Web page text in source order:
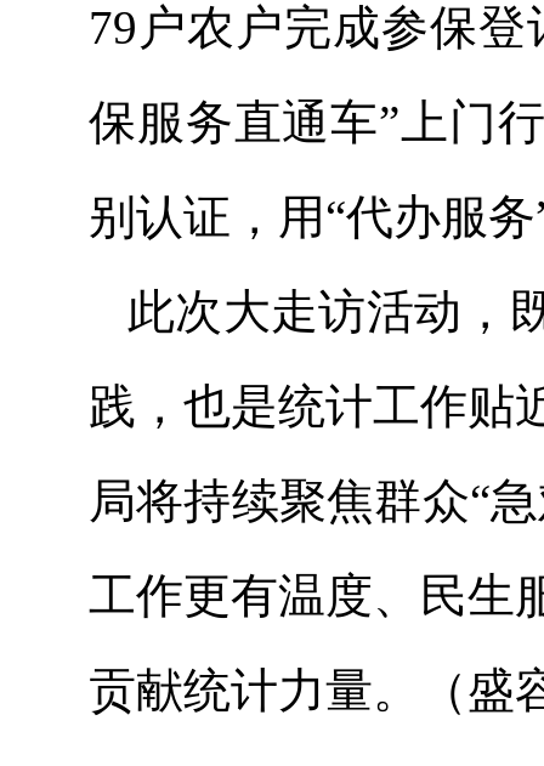
79户农户完成参保
保服务直通车”上门
别认证，用“代办服
此次大走访活动，
践，也是统计工作贴
局将持续聚焦群众“
工作更有温度、民生
贡献统计力量。（盛